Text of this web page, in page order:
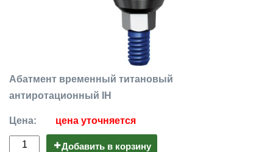
Абатмент временный титановый
антиротационный IH
Цена: цена уточняется
Добавить в корзину